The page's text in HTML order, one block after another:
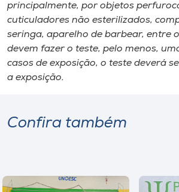
principalmente, por objetos
cuticuladores não esterilizados,
seringa, aparelho de barbear, entre
devem fazer o teste, pelo menos,
casos de exposição, o teste deverá
a exposição.
Confira também